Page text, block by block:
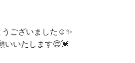
ございました☺️✨️
いいたします😌💓